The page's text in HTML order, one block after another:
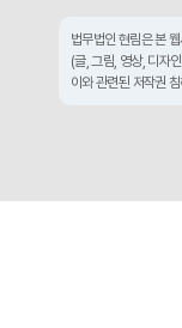
법무법인 현림은 본
(글, 그림, 영상, 디자
이와 관련된 저작권